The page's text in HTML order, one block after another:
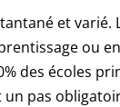
et
ou
des écoles
pas